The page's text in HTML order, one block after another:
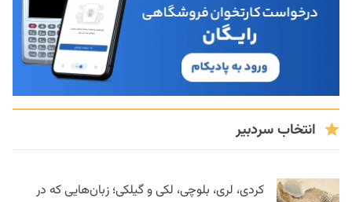
انتخاب سردبیر
کردی، لری، بلوچی، لکی و گیلکی؛ زبان‌هایی که در